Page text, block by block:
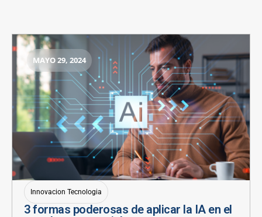
MAYO 29, 2024
Innovacion Tecnologia
3 formas poderosas de aplicar la IA en el